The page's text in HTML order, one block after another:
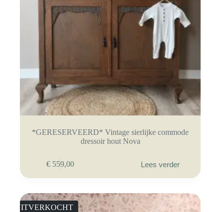
*GERESERVEERD* Vintage sierlijke commode
dressoir hout Nova
€559,00 Lees verder
UITVERKOCHT